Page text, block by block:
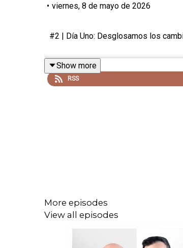
• viernes, 8 de mayo de 2026
#2 | Día Uno: Desglosamos los
Show more
RSS
More episodes
View all episodes